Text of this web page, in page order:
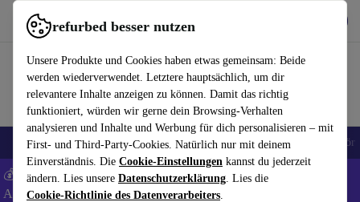
refurbed besser nutzen
Unsere Produkte und Cookies haben etwas gemeinsam: Beide
werden wiederverwendet. Letztere hauptsächlich, um dir
relevantere Inhalte anzeigen zu können. Damit das richtig
funktioniert, würden wir gerne dein Browsing-Verhalten
analysieren und Inhalte und Werbung für dich personalisieren – mit
First- und Third-Party-Cookies. Natürlich nur mit deinem
Einverständnis. Die Cookie-Einstellungen kannst du jederzeit
ändern. Lies unsere Datenschutzerklärung. Lies die
Cookie-Richtlinie des Datenverarbeiters.
refurbed schnell und einfach nutzen
🎒 Back to school Handys Laptops Tablets Smartwatches Zubehör
💰 Extra -5% auf Samsung- und Google-Smartphones - Code:
ANDROID5 -AGB